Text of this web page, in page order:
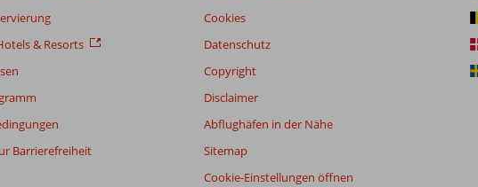
& Resorts
Barrierefreiheit
Cookies
Datenschutz
Copyright
Disclaimer
Abflughäfen in der Nähe
Sitemap
Cookie-Einstellungen öffnen